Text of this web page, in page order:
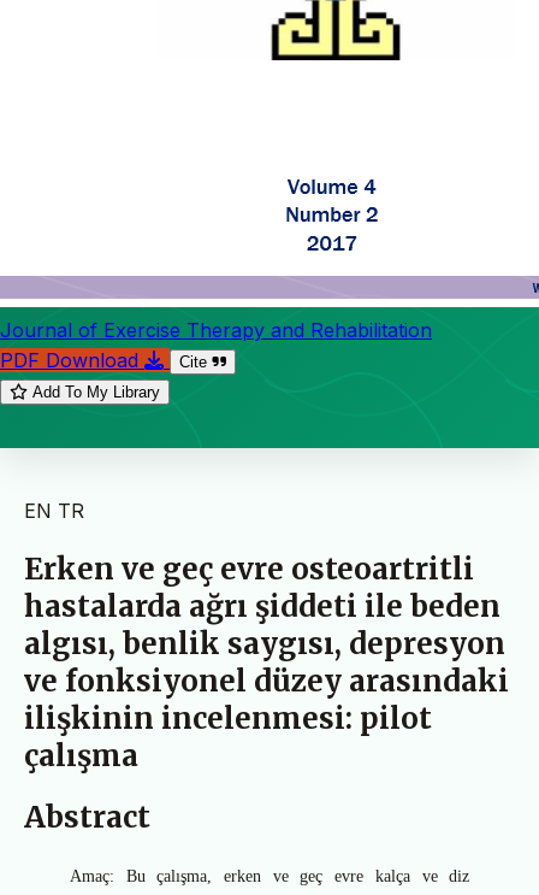
Journal of Exercise Therapy and Rehabilitation
PDF Download
Cite
Add To My Library
EN TR
Erken ve geç evre osteoartritli
hastalarda ağrı şiddeti ile beden
algısı, benlik saygısı, depresyon
ve fonksiyonel düzey arasındaki
ilişkinin incelenmesi: pilot
çalışma
Abstract
Amaç: Bu çalışma, erken ve geç evre kalça ve diz